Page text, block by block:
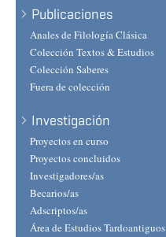
Publicaciones
Anales de Filología Clásica
Colección Textos & Estudios
Colección Saberes
Fuera de colección
Investigación
Proyectos en curso
Proyectos concluidos
Investigadores/as
Becarios/as
Adscriptos/as
Área de Estudios Tardoantiguos